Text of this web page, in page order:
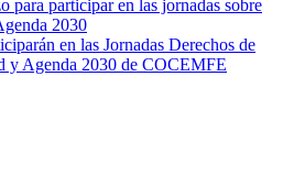
en las Jornadas Derechos de
y Agenda 2030 de COCEMFE